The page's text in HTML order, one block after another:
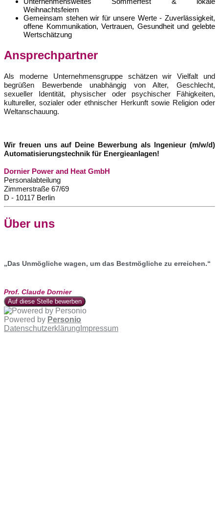
Weihnachtsfeiern
Gemeinsam stehen wir für unsere Werte - Zuverlässigkeit,
offene Kommunikation, Vertrauen, Gesundheit und gelebte
Wertschätzung
Ansprechpartner
Als moderne Unternehmensgruppe schätzen wir Vielfalt und
begrüßen Bewerbende unabhängig von Alter, Geschlecht,
sexueller Identität, physischer oder psychischer Fähigkeiten,
kultureller, sozialer oder ethnischer Herkunft sowie Religion oder
Weltanschauung.
Wir freuen uns auf Deine Bewerbung als Ingenieur (m/w/d)
Automatisierungstechnik für Energieanlagen!
Dornier Power and Heat GmbH
Personalabteilung
Zimmerstraße 67/69
D - 10117 Berlin
Über uns
„Das Unmögliche wagen, um das Bestmögliche zu erreichen.“
Prof. Claude Dornier
Auf diese Stelle bewerben
Powered by Personio
Datenschutzerklärung Impressum